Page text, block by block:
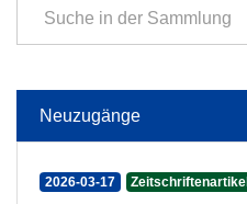
Neuzugänge
2026-03-17 Zeitschriftenartikel